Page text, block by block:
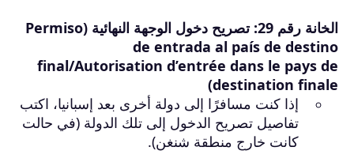
الخانة رقم 29: تصريح دخول الوجهة النهائية (Permiso
de entrada al país de destino
final/Autorisation d’entrée dans le pays de
destination finale)
إذا كنت مسافرًا إلى دولة أخرى بعد إسبانيا، اكتب
تفاصيل تصريح الدخول إلى تلك الدولة (في حالت
كانت خارج منطقة شنغن).